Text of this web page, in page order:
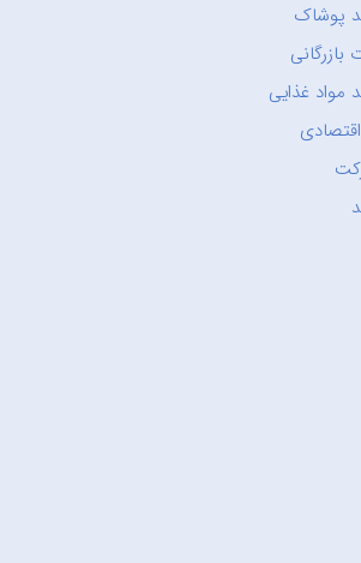
پوشاک
بازرگانی
مواد غذایی